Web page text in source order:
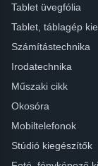
Tablet üvegfólia
Tablet, táblagép
Számítástechnika
Irodatechnika
Műszaki cikk
Okosóra
Mobiltelefonok
Stúdió kiegészítők